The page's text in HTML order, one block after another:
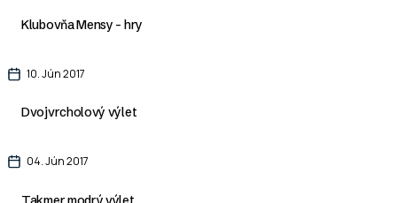
Klubovňa Mensy - hry
10. Jún 2017
Dvojvrcholový výlet
04. Jún 2017